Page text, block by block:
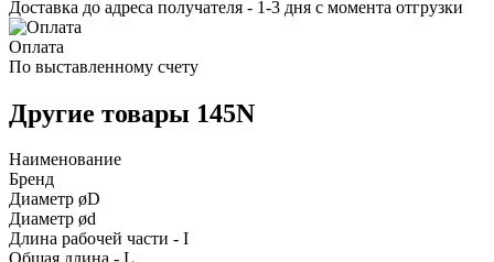
Доставка до адреса получателя - 1-3 дня с момента отгрузки
Оплата
По выставленному счету
Другие товары 145N
Наименование
Бренд
Диаметр øD
Диаметр ød
Длина рабочей части - I